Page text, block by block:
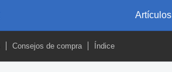
Artículos
Consejos de compra Índice